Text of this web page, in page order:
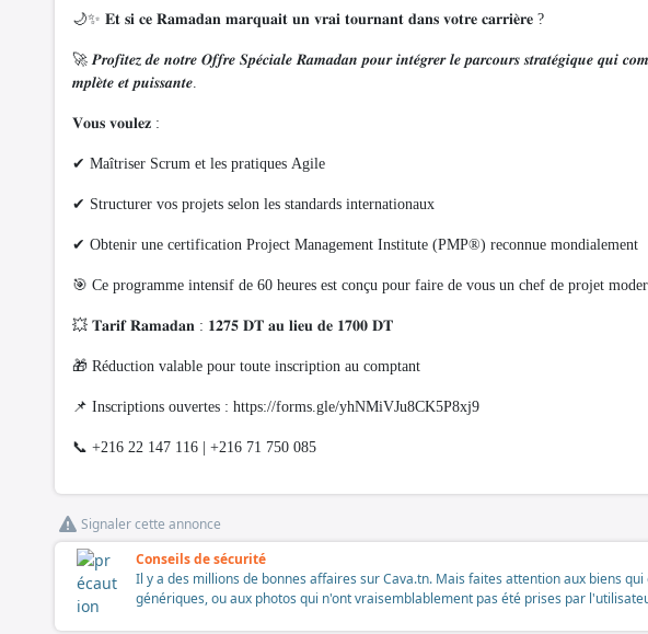
🌙✨ 𝐄𝐭 𝐬𝐢 𝐜𝐞 𝐑𝐚𝐦𝐚𝐝𝐚𝐧 𝐦𝐚𝐫𝐪𝐮𝐚𝐢𝐭 𝐮𝐧 𝐯𝐫𝐚𝐢 𝐭𝐨𝐮𝐫𝐧𝐚𝐧𝐭 𝐝𝐚𝐧𝐬 𝐯𝐨𝐭𝐫𝐞 𝐜𝐚𝐫𝐫𝐢𝐞̀𝐫𝐞 ?
🚀 𝑷𝒓𝒐𝒇𝒊𝒕𝒆𝒛 𝒅𝒆 𝒏𝒐𝒕𝒓𝒆 𝑶𝒇𝒇𝒓𝒆 𝑺𝒑𝒆́𝒄𝒊𝒂𝒍𝒆 𝑹𝒂𝒎𝒂𝒅𝒂𝒏 𝒑𝒐𝒖𝒓 𝒊𝒏𝒕𝒆́𝒈𝒓𝒆𝒓 𝒍𝒆 𝒑𝒂𝒓𝒄𝒐𝒖𝒓𝒔 𝒔𝒕𝒓𝒂𝒕𝒆́𝒈𝒊𝒒𝒖𝒆
𝒎𝒑𝒍𝒆̀𝒕𝒆 𝒆𝒕 𝒑𝒖𝒊𝒔𝒔𝒂𝒏𝒕𝒆.
𝐕𝐨𝐮𝐬 𝐯𝐨𝐮𝐥𝐞𝐳 :
✔ Maîtriser Scrum et les pratiques Agile
✔ Structurer vos projets selon les standards internationaux
✔ Obtenir une certification Project Management Institute (PMP®) reconnue mondialement
🎯 Ce programme intensif de 60 heures est conçu pour faire de vous un chef de projet
💥 𝐓𝐚𝐫𝐢𝐟 𝐑𝐚𝐦𝐚𝐝𝐚𝐧 : 𝟏𝟐𝟕𝟓 𝐃𝐓 𝐚𝐮 𝐥𝐢𝐞𝐮 𝐝𝐞 𝟏𝟕𝟎𝟎 𝐃𝐓
🎁 Réduction valable pour toute inscription au comptant
📌 Inscriptions ouvertes : https://forms.gle/yhNMiVJu8CK5P8xj9
📞 +216 22 147 116 | +216 71 750 085
Signaler cette annonce
Conseils de sécurité
Il y a des millions de bonnes affaires sur Cava.tn. Mais faites attention aux biens
génériques, ou aux photos qui n'ont vraisemblablement pas été prises par